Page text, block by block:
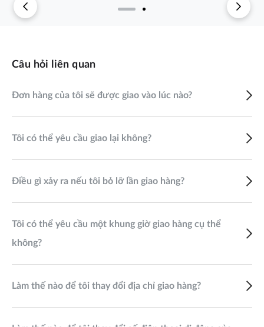
Câu hỏi liên quan
Đơn hàng của tôi sẽ được giao vào lúc nào?
Tôi có thể yêu cầu giao lại không?
Điều gì xảy ra nếu tôi bỏ lỡ lần giao hàng?
Tôi có thể yêu cầu một khung giờ giao hàng cụ thể
không?
Làm thế nào để tôi thay đổi địa chỉ giao hàng?